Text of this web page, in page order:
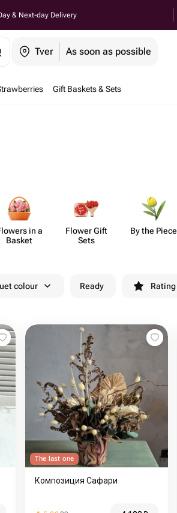
& Next-day Delivery
Tver As soon as possible
Gift Baskets & Sets
in a
Basket
Flower Gift
Sets
By the Piece
colour Ready Rating
The last one
Композиция Сафари